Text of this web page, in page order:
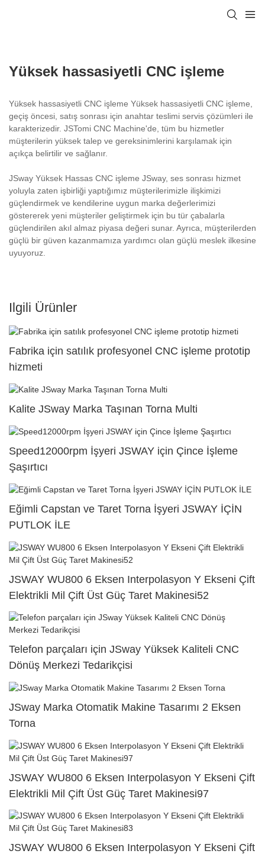
Yüksek hassasiyetli CNC işleme
Yüksek hassasiyetli CNC işleme Yüksek hassasiyetli CNC işleme,
geçiş öncesi, satış sonrası için anahtar teslimi servis çözümleri ile
karakterizedir. JSTomi CNC Machine'de, tüm bu hizmetler
müşterilerin yüksek talep ve gereksinimlerini karşılamak için
açıkça belirtilir ve sağlanır.
JSway Yüksek Hassas CNC işleme JSway, ses sonrası hizmet
yoluyla zaten işbirliği yaptığımız müşterilerimizle ilişkimizi
güçlendirmek ve kendilerine uygun marka değerlerimizi
göstererek yeni müşteriler geliştirmek için bu tür çabalarla
güçlendirilen akıl almaz piyasa değeri sunar. Ayrıca, müşterilerden
güçlü bir güven kazanmamıza yardımcı olan güçlü meslek ilkesine
uyuyoruz.
Ilgili Ürünler
Fabrika için satılık profesyonel CNC işleme prototip
hizmeti
Kalite JSway Marka Taşınan Torna Multi
Speed12000rpm İşyeri JSWAY için Çince İşleme
Şaşırtıcı
Eğimli Capstan ve Taret Torna İşyeri JSWAY İÇİN
PUTLOK İLE
JSWAY WU800 6 Eksen Interpolasyon Y Ekseni Çift
Elektrikli Mil Çift Üst Güç Taret Makinesi52
Telefon parçaları için JSway Yüksek Kaliteli CNC
Dönüş Merkezi Tedarikçisi
JSway Marka Otomatik Makine Tasarımı 2 Eksen
Torna
JSWAY WU800 6 Eksen Interpolasyon Y Ekseni Çift
Elektrikli Mil Çift Üst Güç Taret Makinesi97
JSWAY WU800 6 Eksen Interpolasyon Y Ekseni Çift